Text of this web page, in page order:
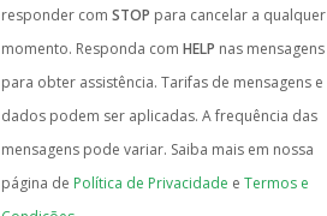
responder comSTOP para cancelar a qualquer
momento. Responda comHELP nas mensagens
para obter assistência. Tarifas de mensagens e
dados podem ser aplicadas. A frequência das
mensagens pode variar. Saiba mais em nossa
página de Política de Privacidade eTermos e